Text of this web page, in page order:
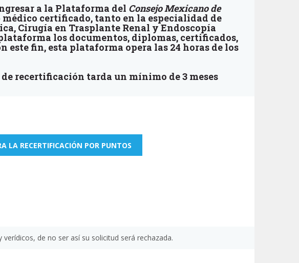
a la Plataforma del Consejo Mexicano de
certificado, tanto en la especialidad de
Cirugía en Trasplante Renal y Endoscopía
los documentos, diplomas, certificados,
fin, esta plataforma opera las 24 horas de los
recertificación tarda un mínimo de 3 meses
LA RECERTIFICACIÓN POR PUNTOS
de no ser así su solicitud será rechazada.